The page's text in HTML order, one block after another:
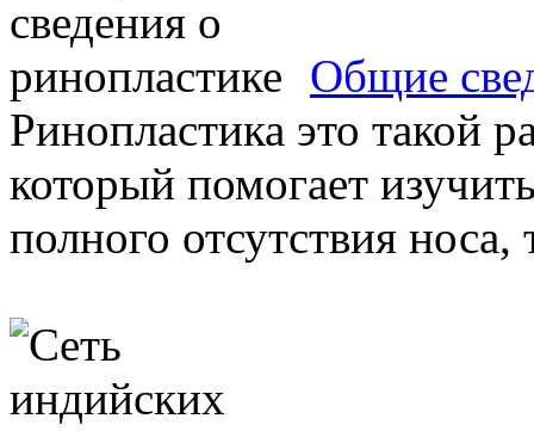
Общие
Ринопластика это такой
который помогает
полного отсутствия